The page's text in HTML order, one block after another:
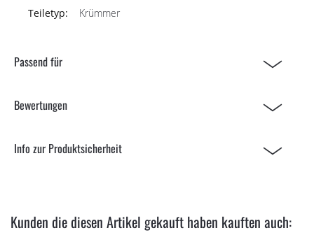
Krümmer
Passend für
Bewertungen
Info zur Produktsicherheit
Kunden die diesen Artikel gekauft haben kauften auch: